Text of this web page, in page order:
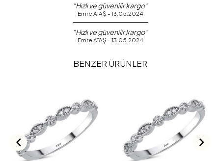
“Hızlı ve güvenilir kargo”
Emre ATAŞ - 13.05.2024
“Hızlı ve güvenilir kargo”
Emre ATAŞ - 13.05.2024
BENZER ÜRÜNLER